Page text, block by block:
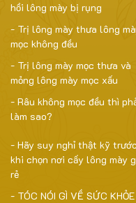
hồi lông mày bị rụng
- Trị lông mày thưa lông
mọc không đều
- Trị lông mày mọc thưa và
mỏng lông mày mọc xấu
- Râu không mọc đều thì
làm sao?
- Hãy suy nghỉ thật kỹ trước
khi chọn nơi cấy lông mày
rẻ
- TÓC NÓI GÌ VỀ SỨC KHỎE